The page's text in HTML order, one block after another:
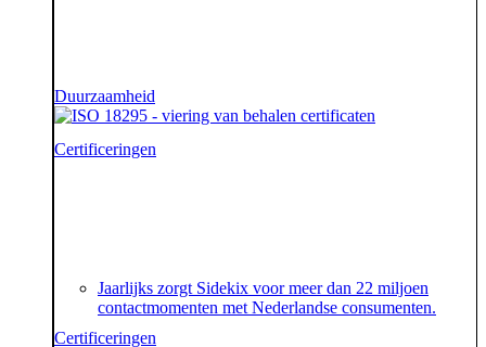
Duurzaamheid
Certificeringen
Jaarlijks zorgt Sidekix voor meer dan 22 miljoen
contactmomenten met Nederlandse consumenten.
Certificeringen